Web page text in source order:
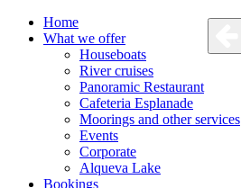
Home
What we offer
Houseboats
River cruises
Panoramic Restaurant
Cafeteria Esplanade
Moorings and other services
Events
Corporate
Alqueva Lake
Bookings